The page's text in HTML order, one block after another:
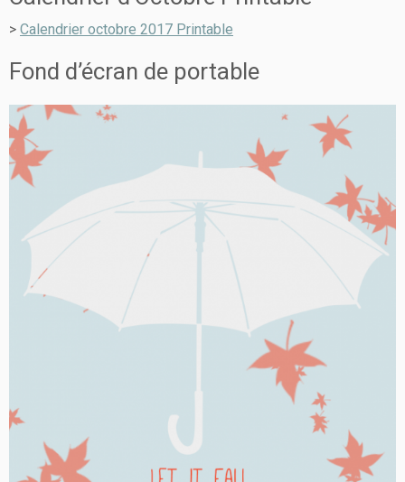
> Calendrier octobre 2017 Printable
Fond d’écran de portable